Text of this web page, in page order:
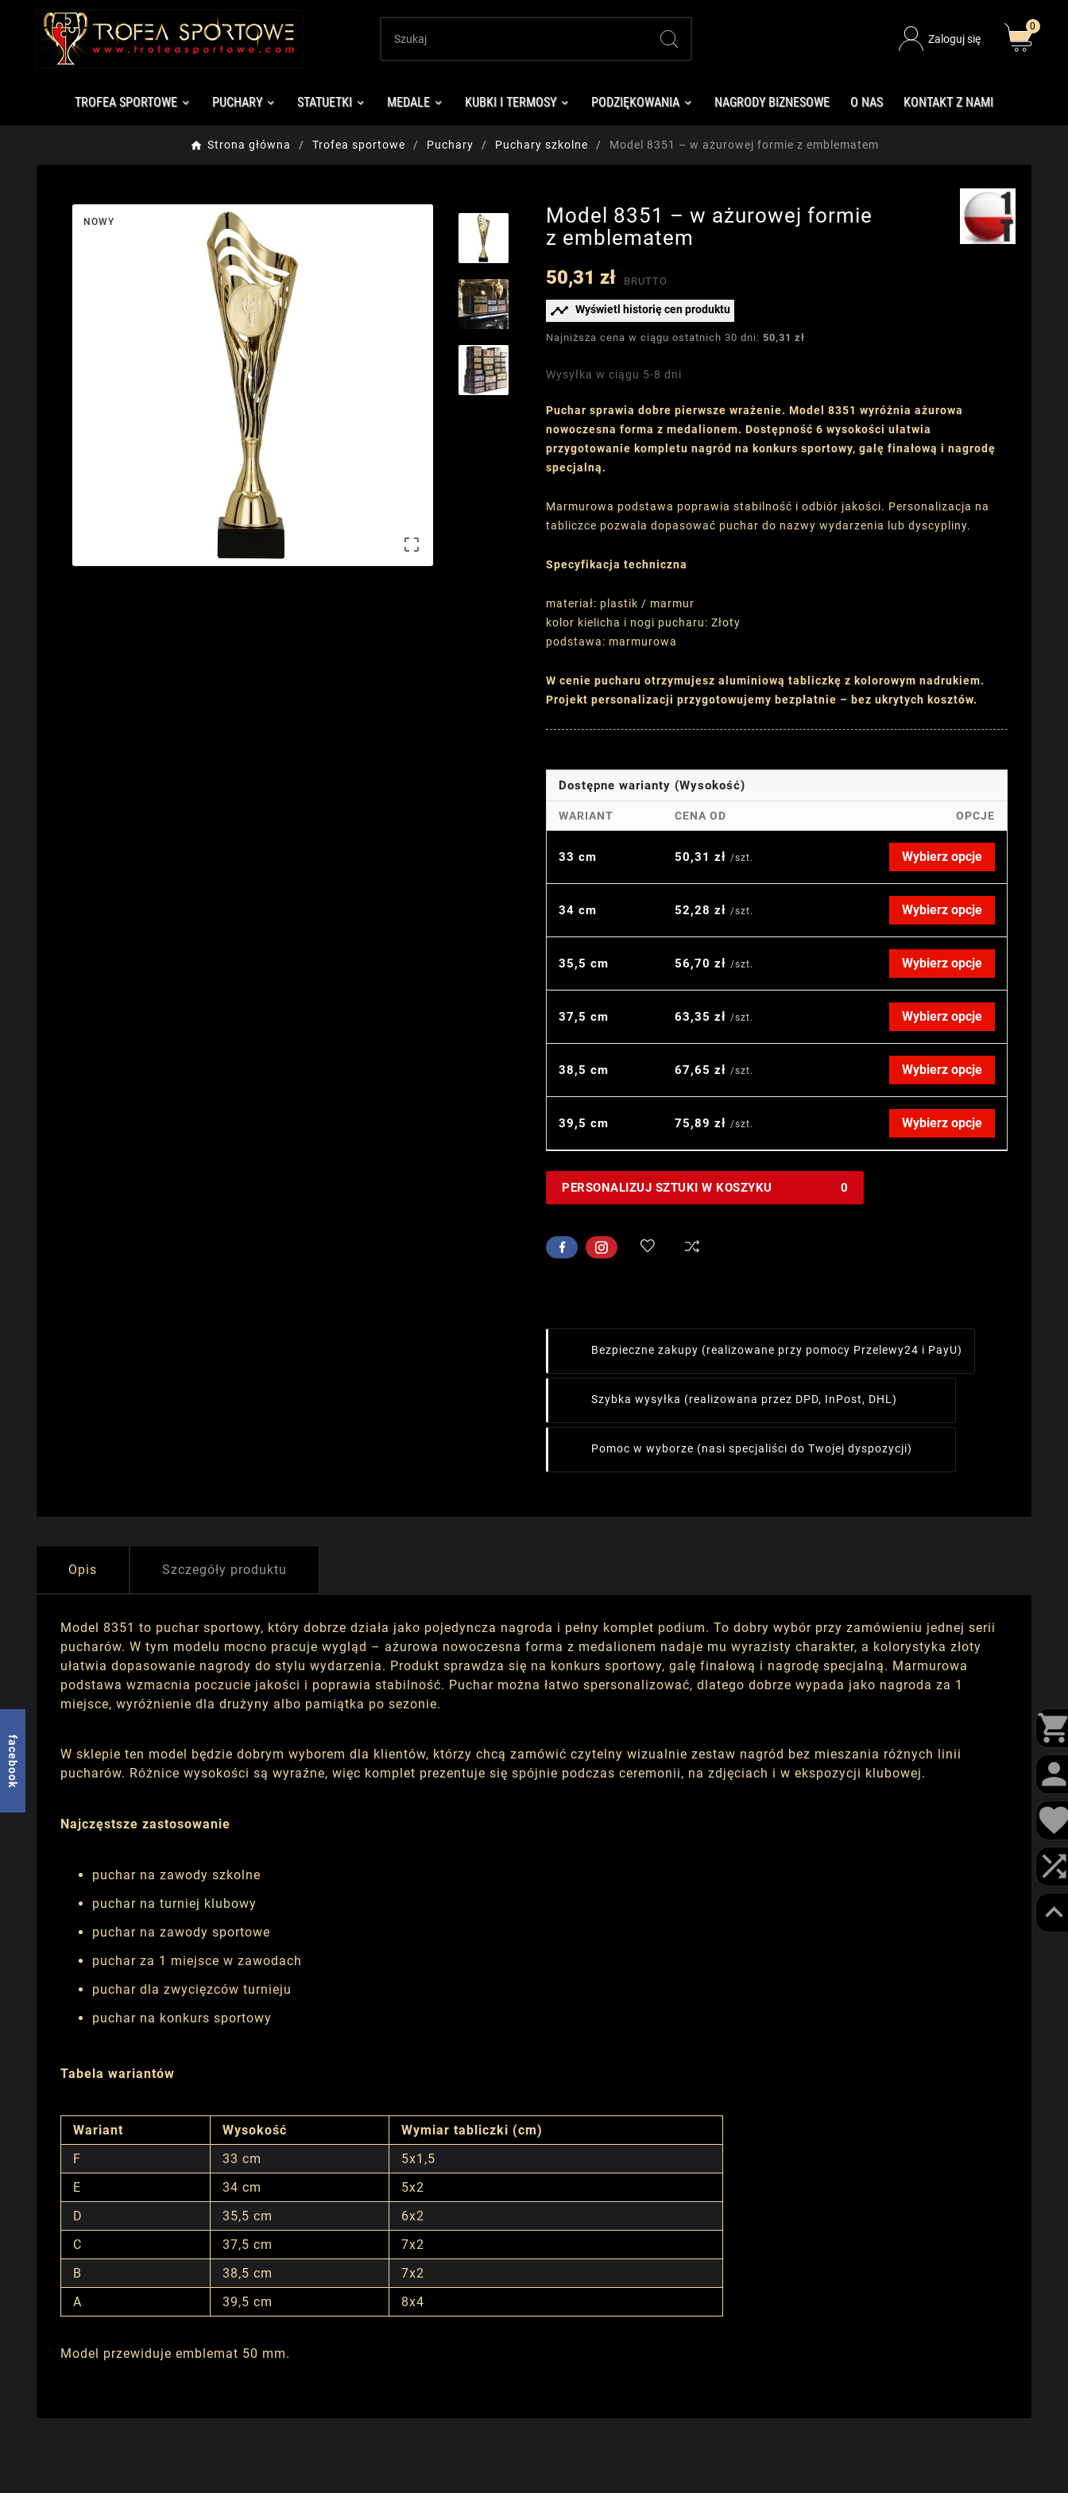
Zaloguj się
0
TROFEA SPORTOWE PUCHARY STATUETKI MEDALE KUBKI I TERMOSY PODZIĘKOWANIA NAGRODY BIZNESOWE O NAS KONTAKT Z NAMI
Strona główna Trofea sportowe Puchary Puchary szkolne Model 8351 – w ażurowej formie z emblematem
NOWY

Model 8351 – w ażurowej formie
z emblematem
50,31 zł BRUTTO
 Wyświetl historię cen produktu
Najniższa cena w ciągu ostatnich 30 dni: 50,31 zł
Wysyłka w ciągu 5-8 dni
Puchar sprawia dobre pierwsze wrażenie. Model 8351 wyróżnia ażurowa
nowoczesna forma z medalionem. Dostępność 6 wysokości ułatwia
przygotowanie kompletu nagród na konkurs sportowy, galę finałową i nagrodę
specjalną.
Marmurowa podstawa poprawia stabilność i odbiór jakości. Personalizacja na
tabliczce pozwala dopasować puchar do nazwy wydarzenia lub dyscypliny.
Specyfikacja techniczna
materiał: plastik / marmur
kolor kielicha i nogi pucharu: Złoty
podstawa: marmurowa
W cenie pucharu otrzymujesz aluminiową tabliczkę z kolorowym nadrukiem.
Projekt personalizacji przygotowujemy bezpłatnie – bez ukrytych kosztów.
Dostępne warianty (Wysokość)
WARIANT CENA OD OPCJE
33 cm 50,31 zł /szt. Wybierz opcje
34 cm 52,28 zł /szt. Wybierz opcje
35,5 cm 56,70 zł /szt. Wybierz opcje
37,5 cm 63,35 zł /szt. Wybierz opcje
38,5 cm 67,65 zł /szt. Wybierz opcje
39,5 cm 75,89 zł /szt. Wybierz opcje
PERSONALIZUJ SZTUKI W KOSZYKU 0
Bezpieczne zakupy (realizowane przy pomocy Przelewy24 i PayU)
Szybka wysyłka (realizowana przez DPD, InPost, DHL)
Pomoc w wyborze (nasi specjaliści do Twojej dyspozycji)
Opis Szczegóły produktu
Model 8351 to puchar sportowy, który dobrze działa jako pojedyncza nagroda i pełny komplet podium. To dobry wybór przy zamówieniu jednej serii
pucharów. W tym modelu mocno pracuje wygląd – ażurowa nowoczesna forma z medalionem nadaje mu wyrazisty charakter, a kolorystyka złoty
ułatwia dopasowanie nagrody do stylu wydarzenia. Produkt sprawdza się na konkurs sportowy, galę finałową i nagrodę specjalną. Marmurowa
podstawa wzmacnia poczucie jakości i poprawia stabilność. Puchar można łatwo spersonalizować, dlatego dobrze wypada jako nagroda za 1
miejsce, wyróżnienie dla drużyny albo pamiątka po sezonie.
W sklepie ten model będzie dobrym wyborem dla klientów, którzy chcą zamówić czytelny wizualnie zestaw nagród bez mieszania różnych linii
pucharów. Różnice wysokości są wyraźne, więc komplet prezentuje się spójnie podczas ceremonii, na zdjęciach i w ekspozycji klubowej.
Najczęstsze zastosowanie
puchar na zawody szkolne
puchar na turniej klubowy
puchar na zawody sportowe
puchar za 1 miejsce w zawodach
puchar dla zwycięzców turnieju
puchar na konkurs sportowy
Tabela wariantów
Wariant Wysokość
Wymiar tabliczki (cm)
F
33 cm
5x1,5
E
34 cm
5x2
D
35,5 cm
6x2
C
37,5 cm
7x2
B
38,5 cm
7x2
A
39,5 cm 8x4
Model przewiduje emblemat 50 mm.
facebook